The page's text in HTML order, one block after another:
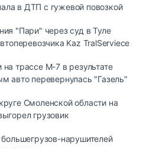
в ДТП с гужевой повозкой
"Пари" через суд в Туле
Kaz TralServiece
трассе М-7 в результате
авто перевернулась "Газель"
Смоленской области на
грузовик
нарушителей